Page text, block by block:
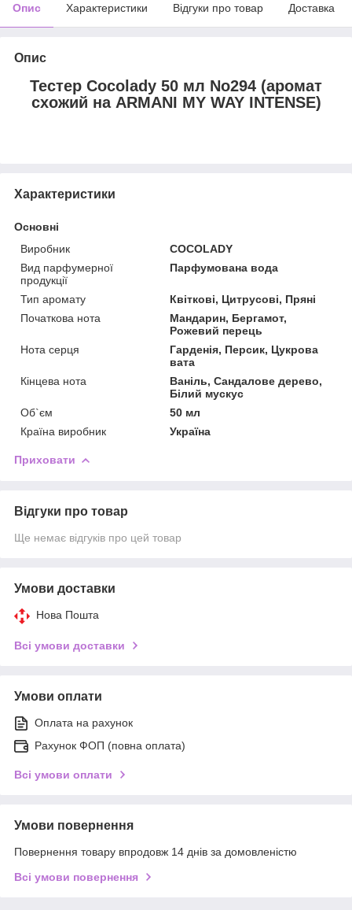
Опис Характеристики Відгуки про товар Доставка
Опис
Тестер Cocolady 50 мл No294 (аромат
схожий на ARMANI MY WAY INTENSE)
Характеристики
Основні
Виробник
COCOLADY
Вид парфумерної
продукції
Парфумована вода
Тип аромату
Квіткові, Цитрусові, Пряні
Початкова нота
Мандарин, Бергамот,
Рожевий перець
Нота серця
Гарденія, Персик, Цукрова
вата
Кінцева нота
Ваніль, Сандалове дерево,
Білий мускус
Об`єм
50 мл
Країна виробник
Україна
Приховати
Відгуки про товар
Ще немає відгуків про цей товар
Умови доставки
Нова Пошта
Всі умови доставки
Умови оплати
Оплата на рахунок
Рахунок ФОП (повна оплата)
Всі умови оплати
Умови повернення
Повернення товару впродовж 14 днів за домовленістю
Всі умови повернення